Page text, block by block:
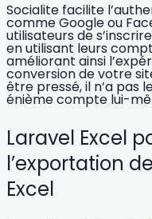
Socialite facilite
comme Google ou
utilisateurs de
en utilisant leurs
améliorant ainsi
conversion de votre
être pressé, il n’a pas
énième compte lui-
Laravel Excel
l’exportation
Excel